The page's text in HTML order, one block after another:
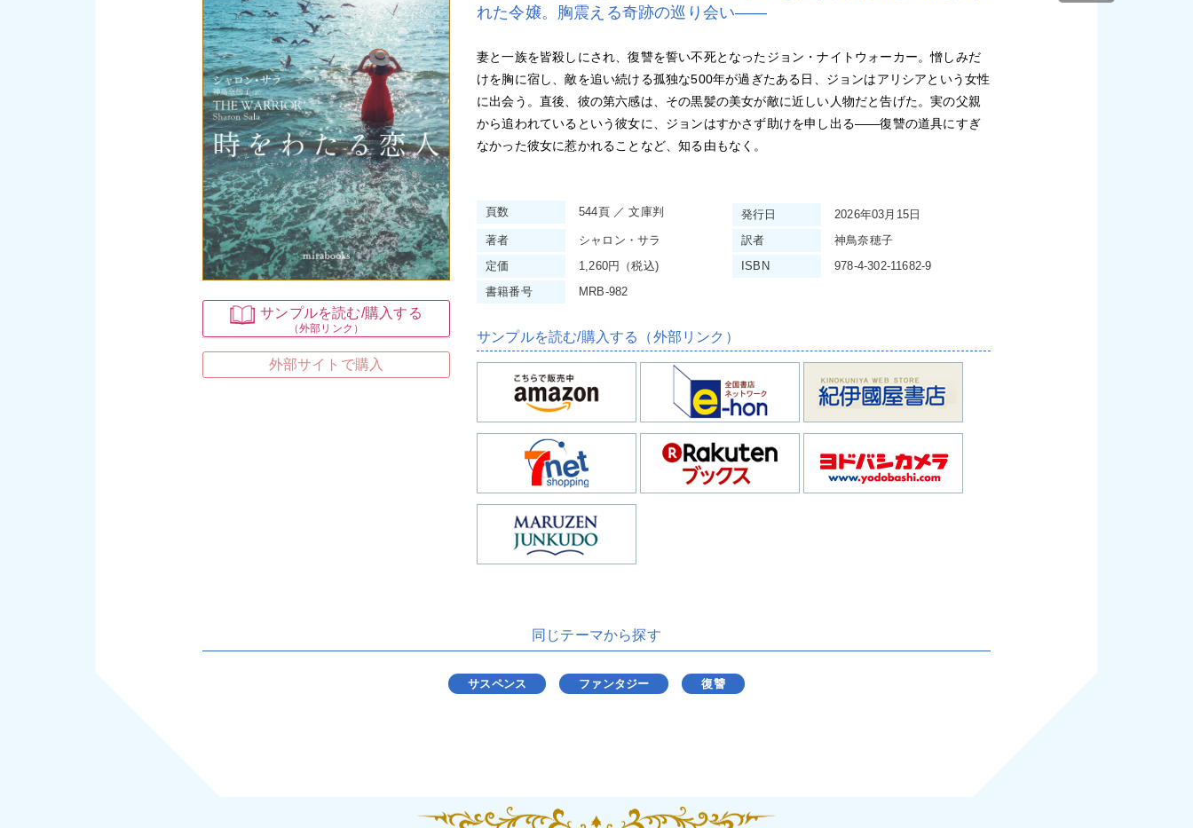
サンプルを読む/購入する
（外部リンク）
外部サイトで購入
れた令嬢。胸震える奇跡の巡り会い——
妻と一族を皆殺しにされ、復讐を誓い不死となったジョン・ナイトウォーカー。憎しみだ
けを胸に宿し、敵を追い続ける孤独な500年が過ぎたある日、ジョンはアリシアという女性
に出会う。直後、彼の第六感は、その黒髪の美女が敵に近しい人物だと告げた。実の父親
から追われているという彼女に、ジョンはすかさず助けを申し出る——復讐の道具にすぎ
なかった彼女に惹かれることなど、知る由もなく。
頁数 544頁 ／ 文庫判 発行日
2026年03月15日
著者
シャロン・サラ 訳者
神鳥奈穂子
定価
1,260円（税込) ISBN
978-4-302-11682-9
書籍番号
MRB-982
サンプルを読む/購入する（外部リンク）
同じテーマから探す
サスペンス ファンタジー 復讐